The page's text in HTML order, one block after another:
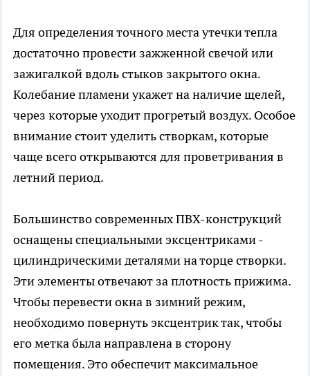
Для определения точного места утечки тепла
достаточно провести зажженной свечой или
зажигалкой вдоль стыков закрытого окна.
Колебание пламени укажет на наличие щелей,
через которые уходит прогретый воздух. Особое
внимание стоит уделить створкам, которые
чаще всего открываются для проветривания в
летний период.
Большинство современных ПВХ-конструкций
оснащены специальными эксцентриками -
цилиндрическими деталями на торце створки.
Эти элементы отвечают за плотность прижима.
Чтобы перевести окна в зимний режим,
необходимо повернуть эксцентрик так, чтобы
его метка была направлена в сторону
помещения. Это обеспечит максимальное